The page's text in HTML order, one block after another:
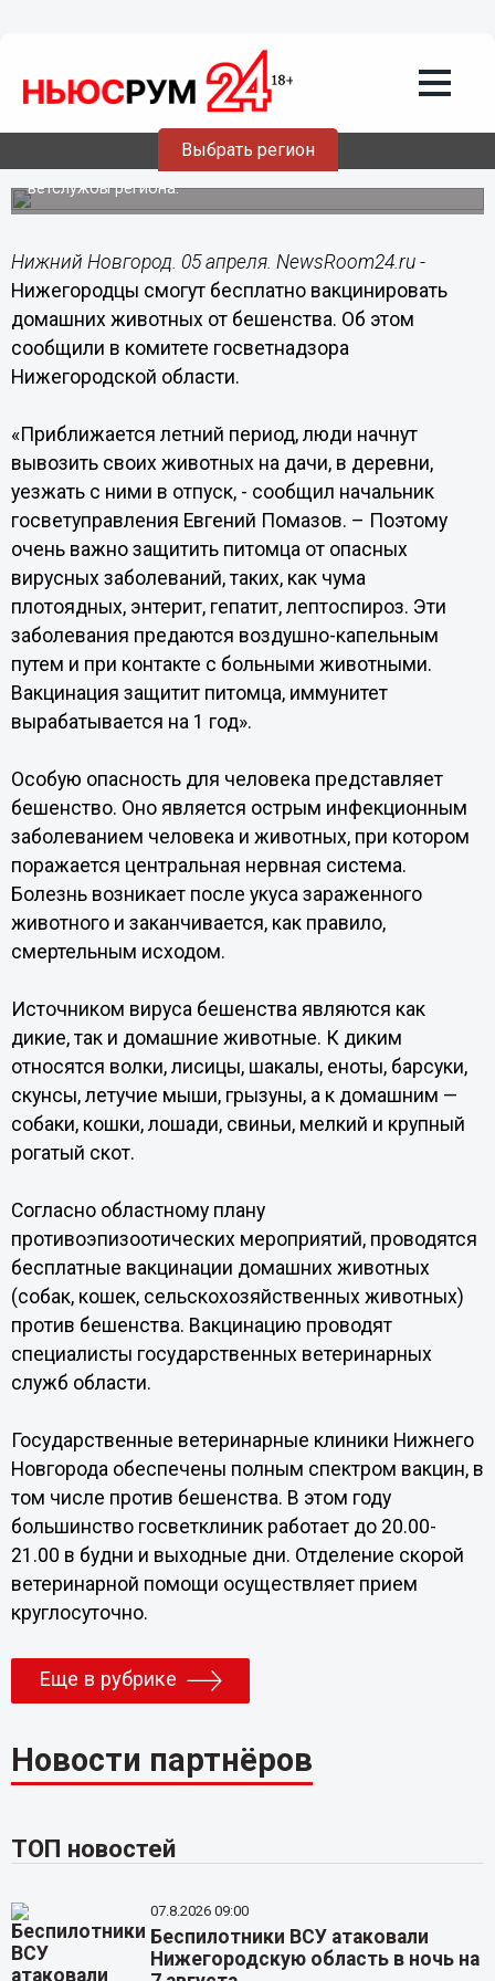
Выбрать регион
Нижегородцы смогут бесплатно
привить домашних животных от
Согласно областному плану противоэпизоотических
мероприятий вакцинацию проводят государственные
ветслужбы региона.
Нижний Новгород. 05 апреля. NewsRoom24.ru -
Нижегородцы смогут бесплатно вакцинировать
домашних животных от бешенства. Об этом
сообщили в комитете госветнадзора
Нижегородской области.
«Приближается летний период, люди начнут
вывозить своих животных на дачи, в деревни,
уезжать с ними в отпуск, - сообщил начальник
госветуправления Евгений Помазов. – Поэтому
очень важно защитить питомца от опасных
вирусных заболеваний, таких, как чума
плотоядных, энтерит, гепатит, лептоспироз. Эти
заболевания предаются воздушно-капельным
путем и при контакте с больными животными.
Вакцинация защитит питомца, иммунитет
вырабатывается на 1 год».
Особую опасность для человека представляет
бешенство. Оно является острым инфекционным
заболеванием человека и животных, при котором
поражается центральная нервная система.
Болезнь возникает после укуса зараженного
животного и заканчивается, как правило,
смертельным исходом.
Источником вируса бешенства являются как
дикие, так и домашние животные. К диким
относятся волки, лисицы, шакалы, еноты, барсуки,
скунсы, летучие мыши, грызуны, а к домашним —
собаки, кошки, лошади, свиньи, мелкий и крупный
рогатый скот.
Согласно областному плану
противоэпизоотических мероприятий, проводятся
бесплатные вакцинации домашних животных
(собак, кошек, сельскохозяйственных животных)
против бешенства. Вакцинацию проводят
специалисты государственных ветеринарных
служб области.
Государственные ветеринарные клиники Нижнего
Новгорода обеспечены полным спектром вакцин, в
том числе против бешенства. В этом году
большинство госветклиник работает до 20.00-
21.00 в будни и выходные дни. Отделение скорой
ветеринарной помощи осуществляет прием
круглосуточно.
Еще в рубрике
Новости партнёров
ТОП новостей
07.8.2026 09:00
Беспилотники ВСУ атаковали
Нижегородскую область в ночь на